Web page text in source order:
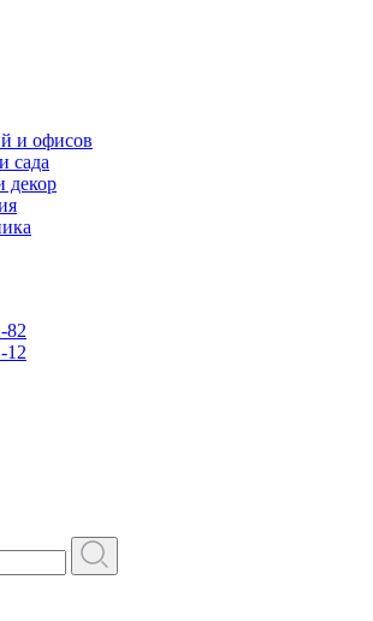
и офисов
сада
декор
82
12